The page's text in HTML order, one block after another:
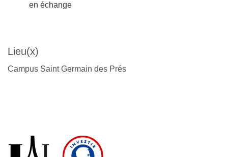
en échange
Lieu(x)
Campus Saint Germain des Prés